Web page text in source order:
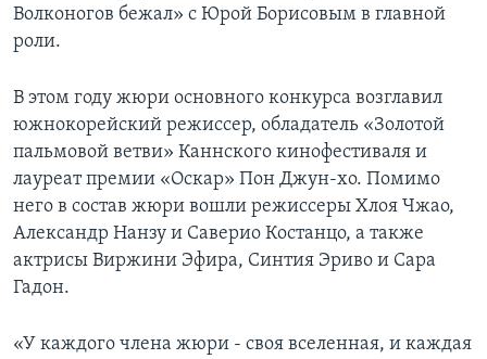
Волконогов бежал» с Юрой Борисовым в главной
роли.
В этом году жюри основного конкурса возглавил
южнокорейский режиссер, обладатель «Золотой
пальмовой ветви» Каннского кинофестиваля и
лауреат премии «Оскар» Пон Джун-хо. Помимо
него в состав жюри вошли режиссеры Хлоя Чжао,
Александр Нанзу и Саверио Костанцо, а также
актрисы Виржини Эфира, Синтия Эриво и Сара
Гадон.
«У каждого члена жюри - своя вселенная, и каждая